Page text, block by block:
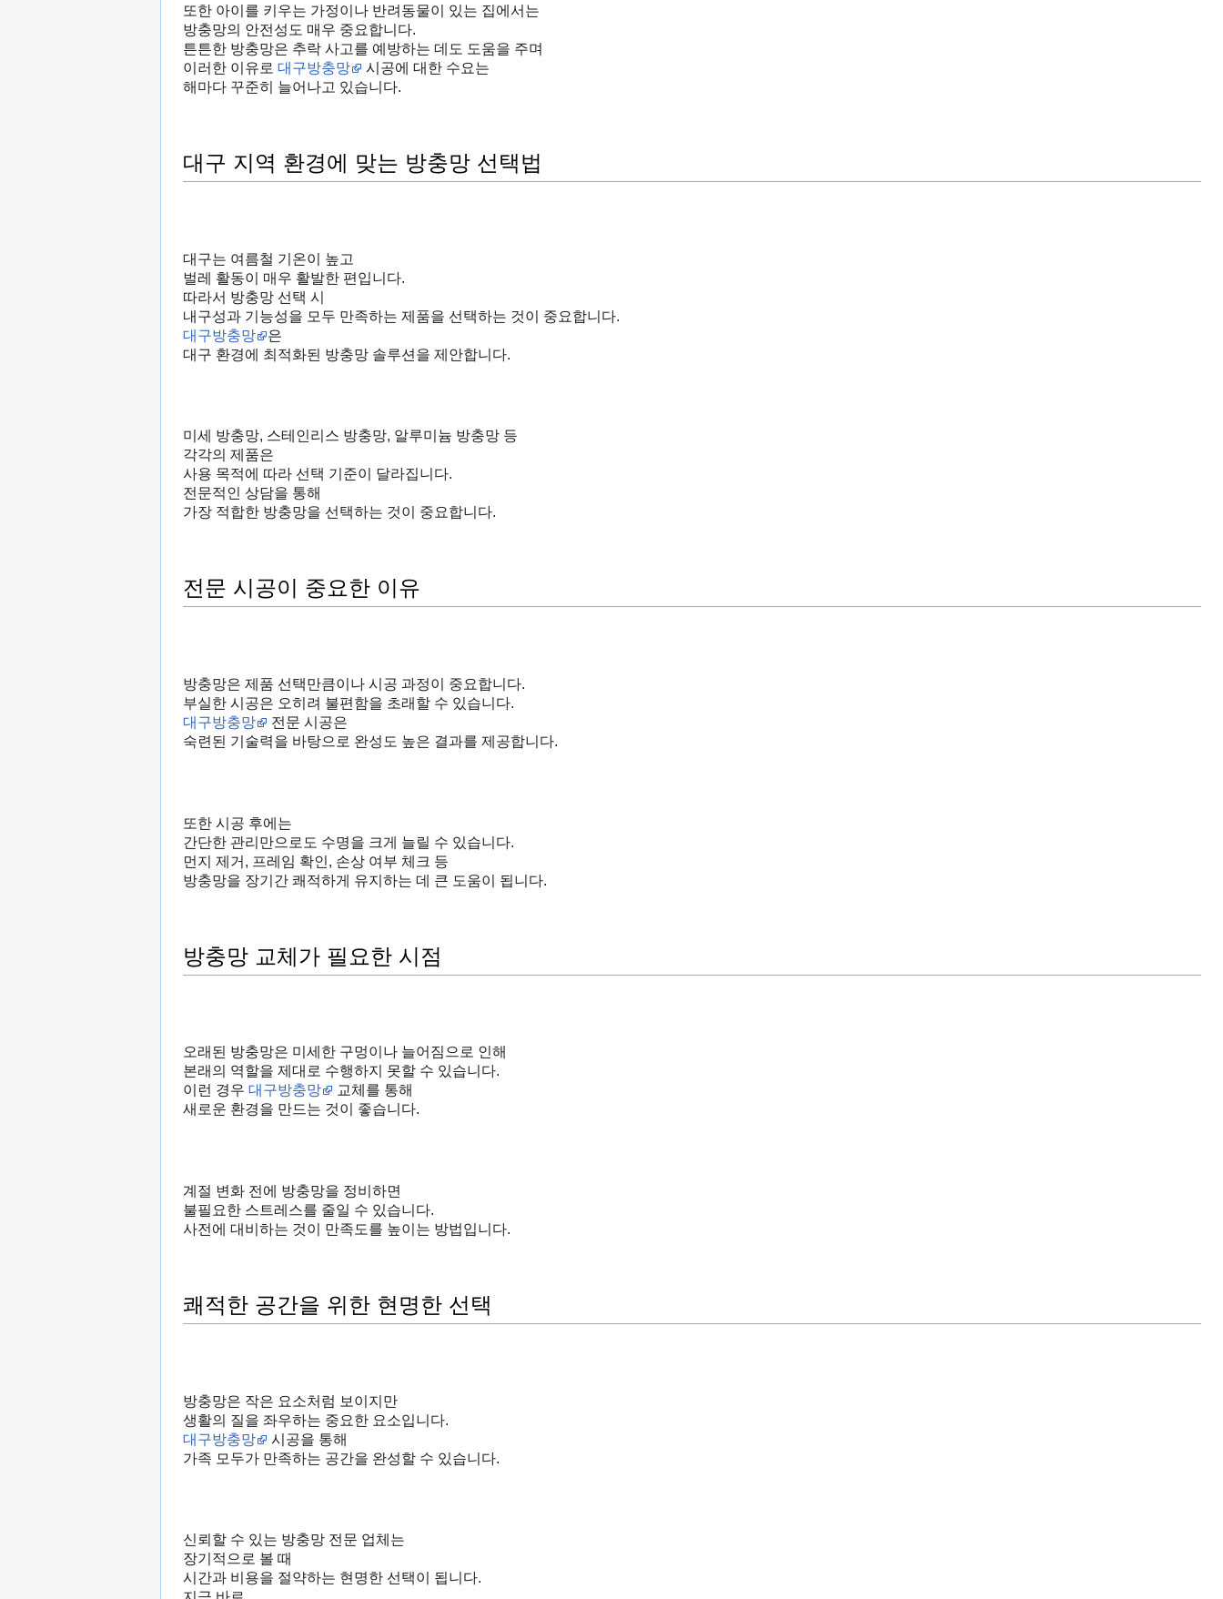
또한 아이를 키우는 가정이나 반려동물이 있는 집에서는
방충망의 안전성도 매우 중요합니다.
튼튼한 방충망은 추락 사고를 예방하는 데도 도움을 주며
이러한 이유로 대구방충망
시공에 대한 수요는
해마다 꾸준히 늘어나고 있습니다.
대구 지역 환경에 맞는 방충망 선택법
대구는 여름철 기온이 높고
벌레 활동이 매우 활발한 편입니다.
따라서 방충망 선택 시
내구성과 기능성을 모두 만족하는 제품을 선택하는 것이 중요합니다.
대구방충망
은
대구 환경에 최적화된 방충망 솔루션을 제안합니다.
미세 방충망, 스테인리스 방충망, 알루미늄 방충망 등
각각의 제품은
사용 목적에 따라 선택 기준이 달라집니다.
전문적인 상담을 통해
가장 적합한 방충망을 선택하는 것이 중요합니다.
전문 시공이 중요한 이유
방충망은 제품 선택만큼이나 시공 과정이 중요합니다.
부실한 시공은 오히려 불편함을 초래할 수 있습니다.
대구방충망
전문 시공은
숙련된 기술력을 바탕으로 완성도 높은 결과를 제공합니다.
또한 시공 후에는
간단한 관리만으로도 수명을 크게 늘릴 수 있습니다.
먼지 제거, 프레임 확인, 손상 여부 체크 등
방충망을 장기간 쾌적하게 유지하는 데 큰 도움이 됩니다.
방충망 교체가 필요한 시점
오래된 방충망은 미세한 구멍이나 늘어짐으로 인해
본래의 역할을 제대로 수행하지 못할 수 있습니다.
이런 경우 대구방충망
교체를 통해
새로운 환경을 만드는 것이 좋습니다.
계절 변화 전에 방충망을 정비하면
불필요한 스트레스를 줄일 수 있습니다.
사전에 대비하는 것이 만족도를 높이는 방법입니다.
쾌적한 공간을 위한 현명한 선택
방충망은 작은 요소처럼 보이지만
생활의 질을 좌우하는 중요한 요소입니다.
대구방충망
시공을 통해
가족 모두가 만족하는 공간을 완성할 수 있습니다.
신뢰할 수 있는 방충망 전문 업체는
장기적으로 볼 때
시간과 비용을 절약하는 현명한 선택이 됩니다.